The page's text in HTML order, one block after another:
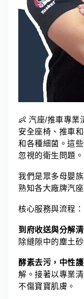
👶 汽座/推車專業
安全座椅、推車
和各種細菌。這
忽視的衛生問題。
我們是眾多母嬰
熟知各大廠牌汽
核心服務與流程：
到府收送與分解
除縫隙中的塵土
酵素去污，中性
解。接著以專業
不傷寶寶肌膚。